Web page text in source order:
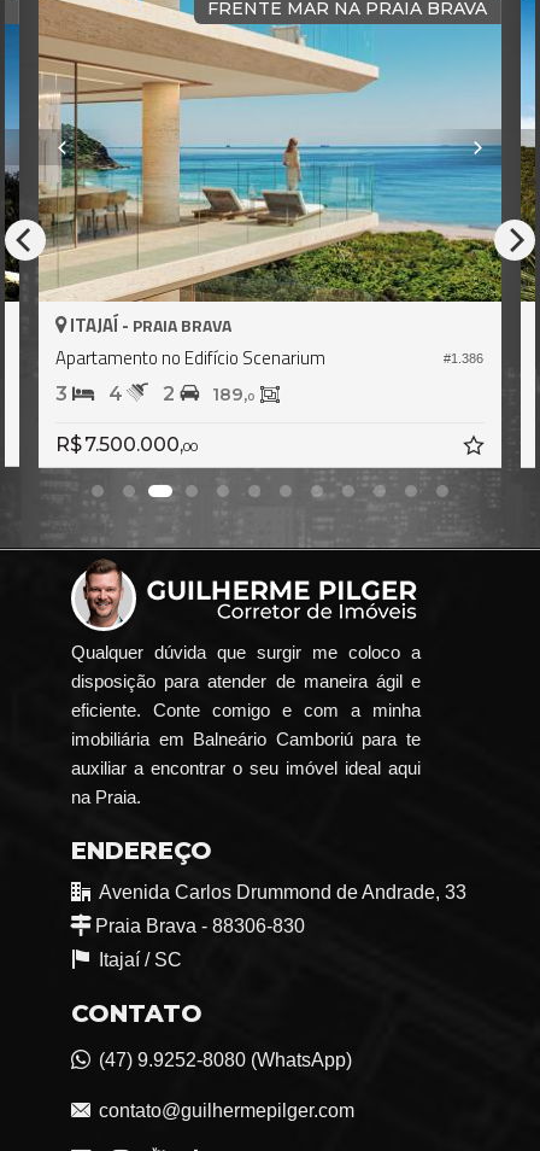
FRENTE MAR NA PRAIA BRAVA
#1.386
ITAJAÍ - PRAIA BRAVA
Apartamento no Edifício Scenarium
3 4 2 189,0
R$ 7.500.000,00
Qualquer dúvida que surgir me coloco a
disposição para atender de maneira ágil e
eficiente. Conte comigo e com a minha
imobiliária em Balneário Camboriú para te
auxiliar a encontrar o seu imóvel ideal aqui
na Praia.
ENDEREÇO
Avenida Carlos Drummond de Andrade, 33
Praia Brava - 88306-830
Itajaí / SC
CONTATO
(47) 9.9252-8080 (WhatsApp)
contato@guilhermepilger.com